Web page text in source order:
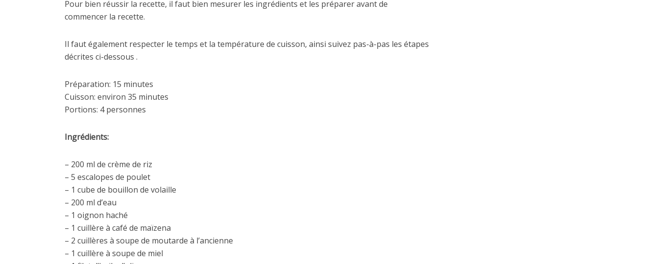
Pour bien réussir la recette, il faut bien mesurer les ingrédients et les préparer avant de
commencer la recette.
Il faut également respecter le temps et la température de cuisson, ainsi suivez pas-à-pas les étapes
décrites ci-dessous .
Préparation: 15 minutes
Cuisson: environ 35 minutes
Portions: 4 personnes
Ingrédients:
– 200 ml de crème de riz
– 5 escalopes de poulet
– 1 cube de bouillon de volaille
– 200 ml d’eau
– 1 oignon haché
– 1 cuillère à café de maïzena
– 2 cuillères à soupe de moutarde à l’ancienne
– 1 cuillère à soupe de miel